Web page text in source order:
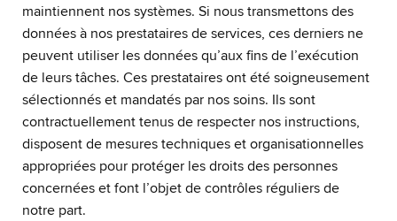
maintiennent nos systèmes. Si nous transmettons des
données à nos prestataires de services, ces derniers ne
peuvent utiliser les données qu’aux fins de l’exécution
de leurs tâches. Ces prestataires ont été soigneusement
sélectionnés et mandatés par nos soins. Ils sont
contractuellement tenus de respecter nos instructions,
disposent de mesures techniques et organisationnelles
appropriées pour protéger les droits des personnes
concernées et font l’objet de contrôles réguliers de
notre part.